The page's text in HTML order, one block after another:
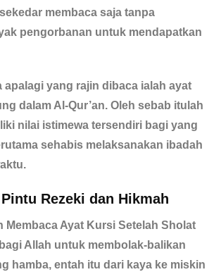
membaca saja tanpa
pengorbanan untuk mendapatkan
apalagi yang rajin dibaca ialah ayat
dalam Al-Qur’an. Oleh sebab itulah
nilai istimewa tersendiri bagi yang
sehabis melaksanakan ibadah
Rezeki dan Hikmah
Allah untuk membolak-balikan
hamba, entah itu dari kaya ke miskin